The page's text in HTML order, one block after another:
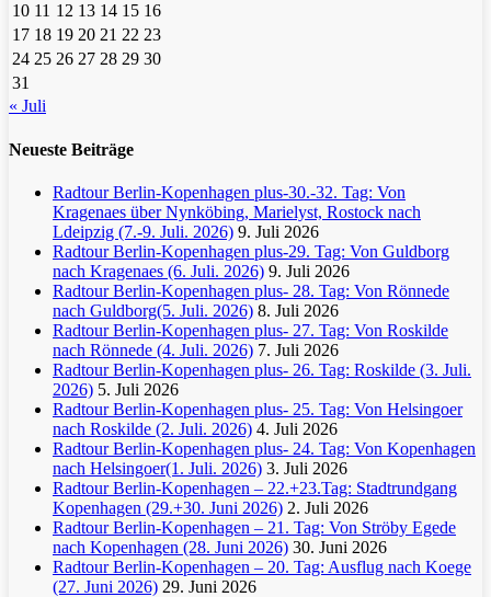
10 11 12 13 14 15 16
17 18 19 20 21 22 23
24 25 26 27 28 29 30
31
« Juli
Neueste Beiträge
Radtour Berlin-Kopenhagen plus-30.-32. Tag: Von
Kragenaes über Nynköbing, Marielyst, Rostock nach
Ldeipzig (7.-9. Juli. 2026) 9. Juli 2026
Radtour Berlin-Kopenhagen plus-29. Tag: Von Guldborg
nach Kragenaes (6. Juli. 2026) 9. Juli 2026
Radtour Berlin-Kopenhagen plus- 28. Tag: Von Rönnede
nach Guldborg(5. Juli. 2026) 8. Juli 2026
Radtour Berlin-Kopenhagen plus- 27. Tag: Von Roskilde
nach Rönnede (4. Juli. 2026) 7. Juli 2026
Radtour Berlin-Kopenhagen plus- 26. Tag: Roskilde (3. Juli.
2026) 5. Juli 2026
Radtour Berlin-Kopenhagen plus- 25. Tag: Von Helsingoer
nach Roskilde (2. Juli. 2026) 4. Juli 2026
Radtour Berlin-Kopenhagen plus- 24. Tag: Von Kopenhagen
nach Helsingoer(1. Juli. 2026) 3. Juli 2026
Radtour Berlin-Kopenhagen – 22.+23.Tag: Stadtrundgang
Kopenhagen (29.+30. Juni 2026) 2. Juli 2026
Radtour Berlin-Kopenhagen – 21. Tag: Von Ströby Egede
nach Kopenhagen (28. Juni 2026) 30. Juni 2026
Radtour Berlin-Kopenhagen – 20. Tag: Ausflug nach Koege
(27. Juni 2026) 29. Juni 2026